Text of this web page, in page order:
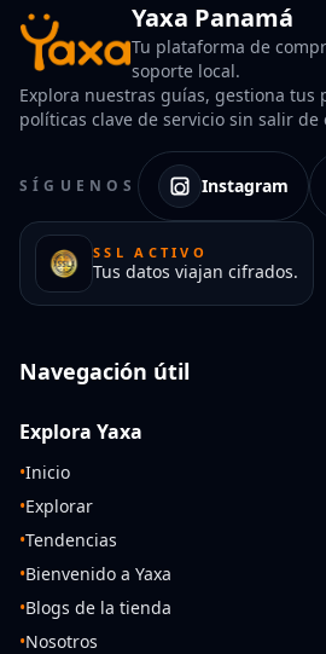
Yaxa Panamá
Tu plataforma de
soporte local.
Explora nuestras guías, gestiona tus
políticas clave de servicio sin salir de
SÍGUENOS Instagram
SSL ACTIVO
Tus datos viajan cifrados.
Navegación útil
Explora Yaxa
•Inicio
•Explorar
•Tendencias
•Bienvenido a Yaxa
•Blogs de la tienda
•Nosotros